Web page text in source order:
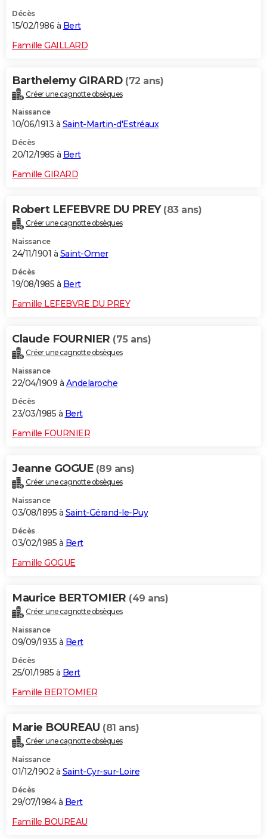
Décès
15/02/1986 à Bert
Famille GAILLARD
Barthelemy GIRARD (72 ans)
Créer une cagnotte obsèques
Naissance
10/06/1913 à Saint-Martin-d'Estréaux
Décès
20/12/1985 à Bert
Famille GIRARD
Robert LEFEBVRE DU PREY (83 ans)
Créer une cagnotte obsèques
Naissance
24/11/1901 à Saint-Omer
Décès
19/08/1985 à Bert
Famille LEFEBVRE DU PREY
Claude FOURNIER (75 ans)
Créer une cagnotte obsèques
Naissance
22/04/1909 à Andelaroche
Décès
23/03/1985 à Bert
Famille FOURNIER
Jeanne GOGUE (89 ans)
Créer une cagnotte obsèques
Naissance
03/08/1895 à Saint-Gérand-le-Puy
Décès
03/02/1985 à Bert
Famille GOGUE
Maurice BERTOMIER (49 ans)
Créer une cagnotte obsèques
Naissance
09/09/1935 à Bert
Décès
25/01/1985 à Bert
Famille BERTOMIER
Marie BOUREAU (81 ans)
Créer une cagnotte obsèques
Naissance
01/12/1902 à Saint-Cyr-sur-Loire
Décès
29/07/1984 à Bert
Famille BOUREAU